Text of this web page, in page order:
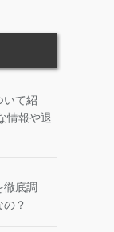
いて紹
情報や退
徹底調
？